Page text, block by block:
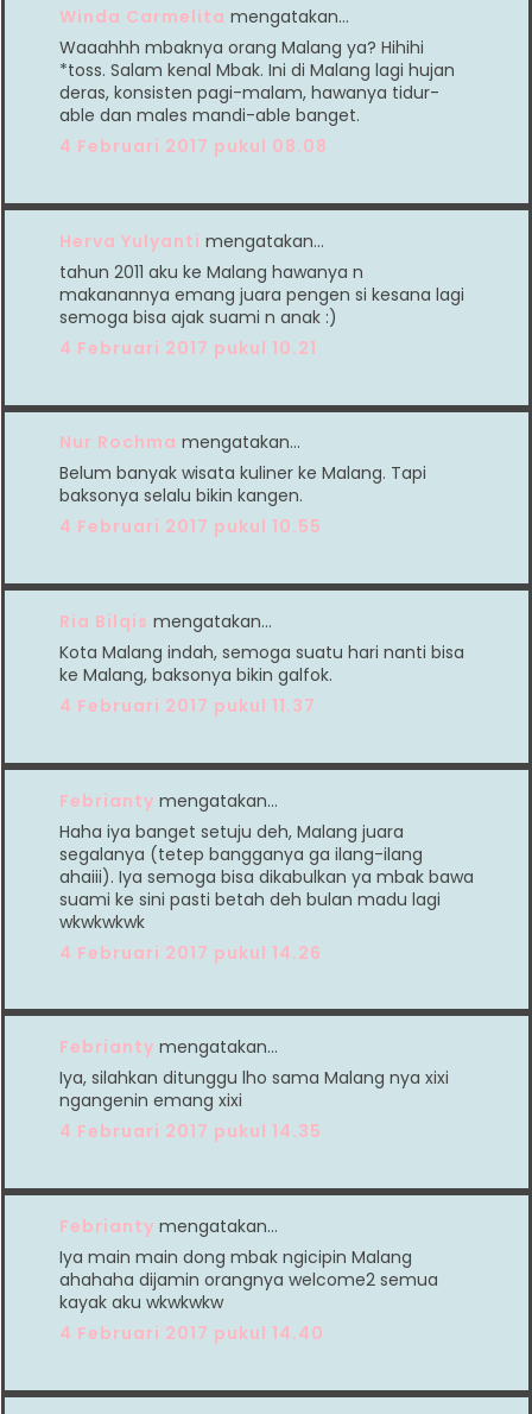
Winda Carmelita mengatakan…
Waaahhh mbaknya orang Malang ya? Hihihi
*toss. Salam kenal Mbak. Ini di Malang lagi hujan
deras, konsisten pagi-malam, hawanya tidur-
able dan males mandi-able banget.
4 Februari 2017 pukul 08.08
Herva Yulyanti mengatakan…
tahun 2011 aku ke Malang hawanya n
makanannya emang juara pengen si kesana lagi
semoga bisa ajak suami n anak :)
4 Februari 2017 pukul 10.21
Nur Rochma mengatakan…
Belum banyak wisata kuliner ke Malang. Tapi
baksonya selalu bikin kangen.
4 Februari 2017 pukul 10.55
Ria Bilqis mengatakan…
Kota Malang indah, semoga suatu hari nanti bisa
ke Malang, baksonya bikin galfok.
4 Februari 2017 pukul 11.37
Febrianty mengatakan…
Haha iya banget setuju deh, Malang juara
segalanya (tetep bangganya ga ilang-ilang
ahaiii). Iya semoga bisa dikabulkan ya mbak bawa
suami ke sini pasti betah deh bulan madu lagi
wkwkwkwk
4 Februari 2017 pukul 14.26
Febrianty mengatakan…
Iya, silahkan ditunggu lho sama Malang nya xixi
ngangenin emang xixi
4 Februari 2017 pukul 14.35
Febrianty mengatakan…
Iya main main dong mbak ngicipin Malang
ahahaha dijamin orangnya welcome2 semua
kayak aku wkwkwkw
4 Februari 2017 pukul 14.40